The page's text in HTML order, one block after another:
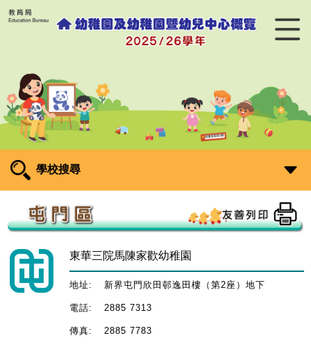
學校搜尋
東華三院馬陳家歡幼稚園
地址: 新界屯門欣田邨逸田樓（第2座）地下
電話: 2885 7313
傳真: 2885 7783